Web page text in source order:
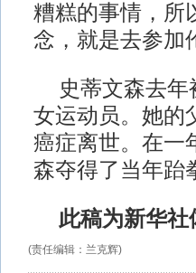
糟糕的事情，所
念，就是去参加
史蒂文森去年
女运动员。她的
癌症离世。在一
森夺得了当年跆
此稿为新华
(责任编辑：兰克辉)